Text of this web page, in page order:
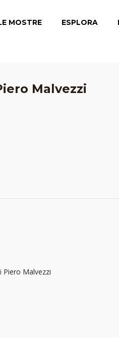
MOSTRE ESPLORA
Malvezzi
Piero Malvezzi